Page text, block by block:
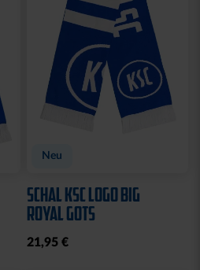
Neu
SCHAL KSC LOGO BIG
ROYAL GOTS
21,95 €